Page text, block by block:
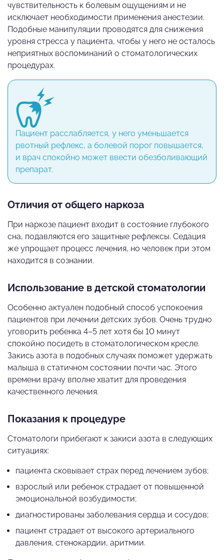
чувствительность к болевым ощущениям и не
исключает необходимости применения анестезии.
Подобные манипуляции проводятся для снижения
уровня стресса у пациента, чтобы у него не осталось
неприятных воспоминаний о стоматологических
процедурах.
Пациент расслабляется, у него уменьшается
рвотный рефлекс, а болевой порог повышается,
и врач спокойно может ввести обезболивающий
препарат.
Отличия от общего наркоза
При наркозе пациент входит в состояние глубокого
сна, подавляются его защитные рефлексы. Седация
же упрощает процесс лечения, но человек при этом
находится в сознании.
Использование в детской стоматологии
Особенно актуален подобный способ успокоения
пациентов при лечении детских зубов. Очень трудно
уговорить ребенка 4–5 лет хотя бы 10 минут
спокойно посидеть в стоматологическом кресле.
Закись азота в подобных случаях поможет удержать
малыша в статичном состоянии почти час. Этого
времени врачу вполне хватит для проведения
качественного лечения.
Показания к процедуре
Стоматологи прибегают к закиси азота в следующих
ситуациях:
пациента сковывает страх перед лечением зубов;
взрослый или ребенок страдает от повышенной
эмоциональной возбудимости;
диагностированы заболевания сердца и сосудов;
пациент страдает от высокого артериального
давления, стенокардии, аритмии.